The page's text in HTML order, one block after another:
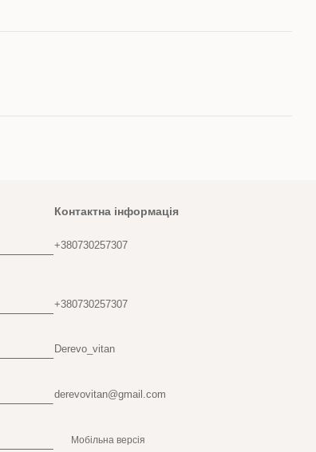
Контактна інформація
+380730257307
+380730257307
Derevo_vitan
derevovitan@gmail.com
Мобільна версія